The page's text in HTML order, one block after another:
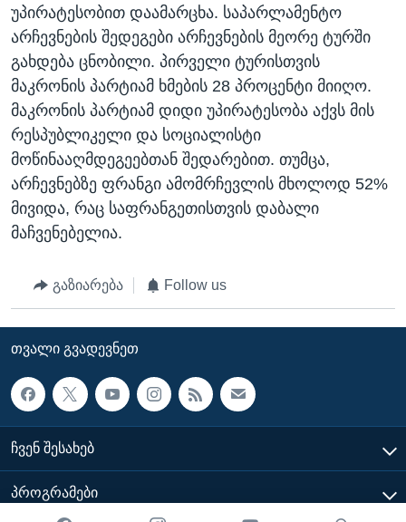
უპირატესობით დაამარცხა. საპარლამენტო
არჩევნების შედეგები არჩევნების მეორე ტურში
გახდება ცნობილი. პირველი ტურისთვის
მაკრონის პარტიამ ხმების 28 პროცენტი მიიღო.
მაკრონის პარტიამ დიდი უპირატესობა აქვს მის
რესპუბლიკელი და სოციალისტი
მოწინააღმდეგეებთან შედარებით. თუმცა,
არჩევნებზე ფრანგი ამომრჩევლის მხოლოდ 52%
მივიდა, რაც საფრანგეთისთვის დაბალი
მაჩვენებელია.
გაზიარება Follow us
ᲗᲕᲐᲚᲘ ᲒᲕᲐᲓᲔᲕᲜᲔᲗ
ᲩᲕᲔᲜ ᲨᲔᲡᲐᲮᲔᲑ
ᲞᲠᲝᲒᲠᲐᲛᲔᲑᲘ